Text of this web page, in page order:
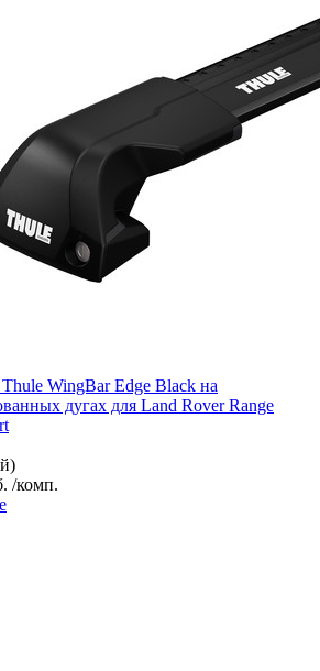
WingBar Edge Black на
дугах для Land Rover Range
/комп.